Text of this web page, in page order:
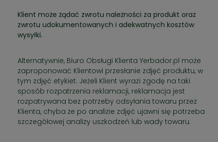
Klient może żądać zwrotu należności za produkt oraz
zwrotu udokumentowanych i adekwatnych kosztów
wysyłki.
Alternatywnie, Biuro Obsługi Klienta Yerbador.pl może
zaproponować Klientowi przesłanie zdjęć produktu, w
tym zdjęć etykiet. Jeżeli Klient wyrazi zgodę na taki
sposób rozpatrzenia reklamacji, reklamacja jest
rozpatrywana bez potrzeby odsyłania towaru przez
Klienta, chyba że po analizie zdjęć ujawni się potrzeba
szczegółowej analizy uszkodzeń lub wady towaru.